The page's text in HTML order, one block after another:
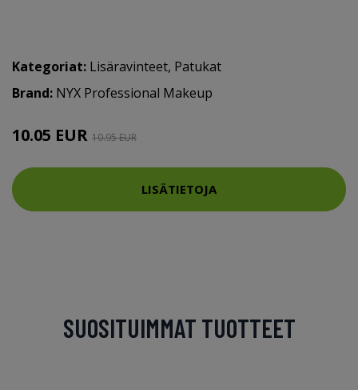
Kategoriat: Lisäravinteet, Patukat
Brand: NYX Professional Makeup
10.05 EUR 10.95 EUR
LISÄTIETOJA
SUOSITUIMMAT TUOTTEET